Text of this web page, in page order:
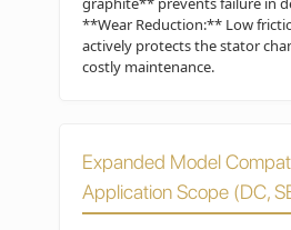
**Wear Reduction:** Low
actively protects the stator
costly maintenance.
Expanded Model
Application Scope (DC,